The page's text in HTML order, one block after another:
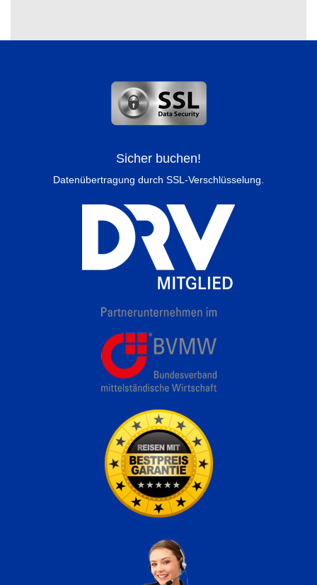
Sicher buchen!
Datenübertragung durch SSL-Verschlüsselung.